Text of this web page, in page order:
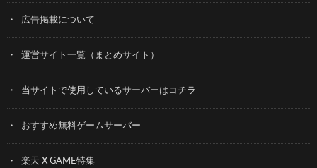
広告掲載について
運営サイト一覧（まとめサイト）
当サイトで使用しているサーバーはコチラ
おすすめ無料ゲームサーバー
楽天 X GAME特集